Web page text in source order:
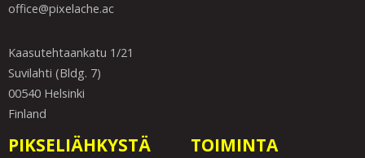
office@pixelache.ac
Kaasutehtaankatu 1/21
Suvilahti (Bldg. 7)
00540 Helsinki
Finland
PIKSELIÄHKYSTÄ TOIMINTA